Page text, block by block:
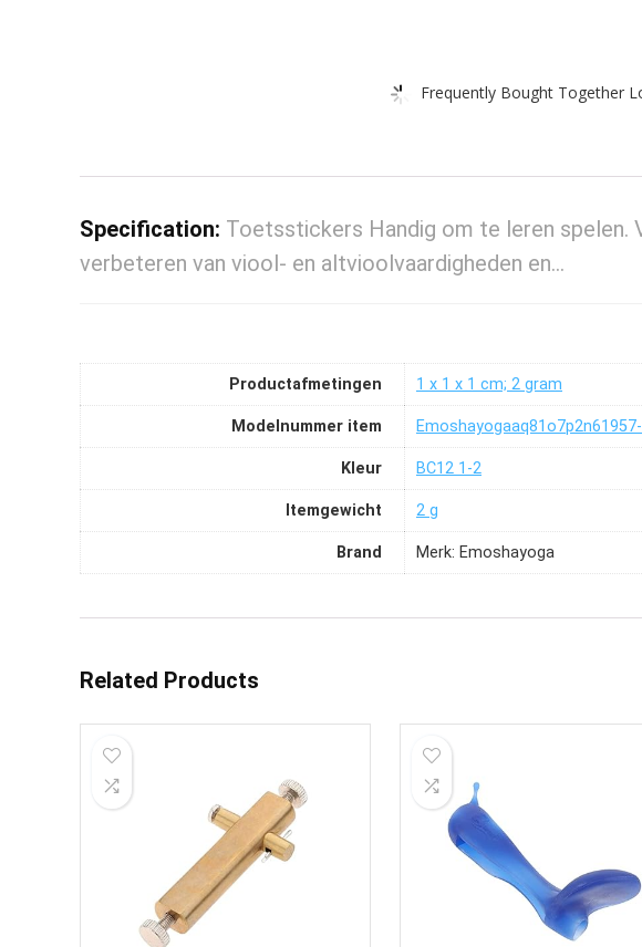
Frequently Bought Together
Specification: Toetsstickers Handig om te leren
verbeteren van viool- en altvioolvaardigheden en…
Productafmetingen ‎1 x 1 x 1 cm; 2 gram
Modelnummer item
Kleur ‎BC12 1-2
Itemgewicht ‎2 g
Brand Merk: Emoshayoga
Related Products